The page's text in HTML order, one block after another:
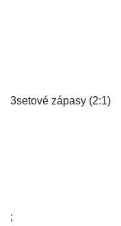
3setové zápasy (2:1)
;